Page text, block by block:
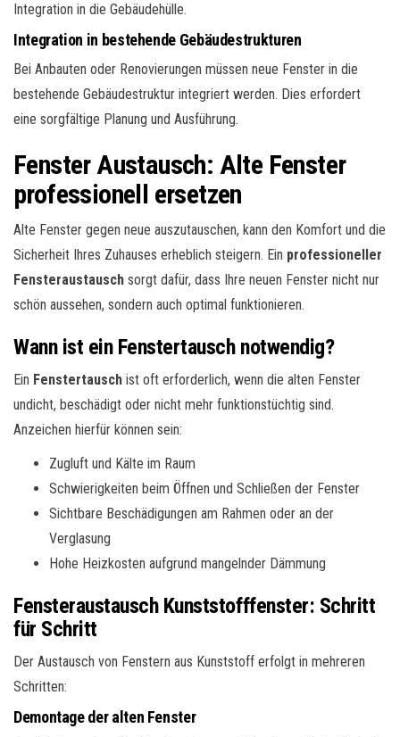
Integration in die Gebäudehülle.
Integration in bestehende Gebäudestrukturen
Bei Anbauten oder Renovierungen müssen neue Fenster in die
bestehende Gebäudestruktur integriert werden. Dies erfordert
eine sorgfältige Planung und Ausführung.
Fenster Austausch: Alte Fenster
professionell ersetzen
Alte Fenster gegen neue auszutauschen, kann den Komfort und die
Sicherheit Ihres Zuhauses erheblich steigern. Ein professioneller
Fensteraustausch sorgt dafür, dass Ihre neuen Fenster nicht nur
schön aussehen, sondern auch optimal funktionieren.
Wann ist ein Fenstertausch notwendig?
Ein Fenstertausch ist oft erforderlich, wenn die alten Fenster
undicht, beschädigt oder nicht mehr funktionstüchtig sind.
Anzeichen hierfür können sein:
Zugluft und Kälte im Raum
Schwierigkeiten beim Öffnen und Schließen der Fenster
Sichtbare Beschädigungen am Rahmen oder an der
Verglasung
Hohe Heizkosten aufgrund mangelnder Dämmung
Fensteraustausch Kunststofffenster: Schritt
für Schritt
Der Austausch von Fenstern aus Kunststoff erfolgt in mehreren
Schritten:
Demontage der alten Fenster